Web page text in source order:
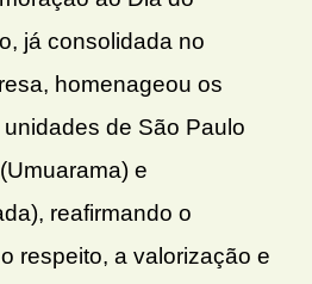
já consolidada no
homenageou os
de São Paulo
e
reafirmando o
respeito, a valorização e